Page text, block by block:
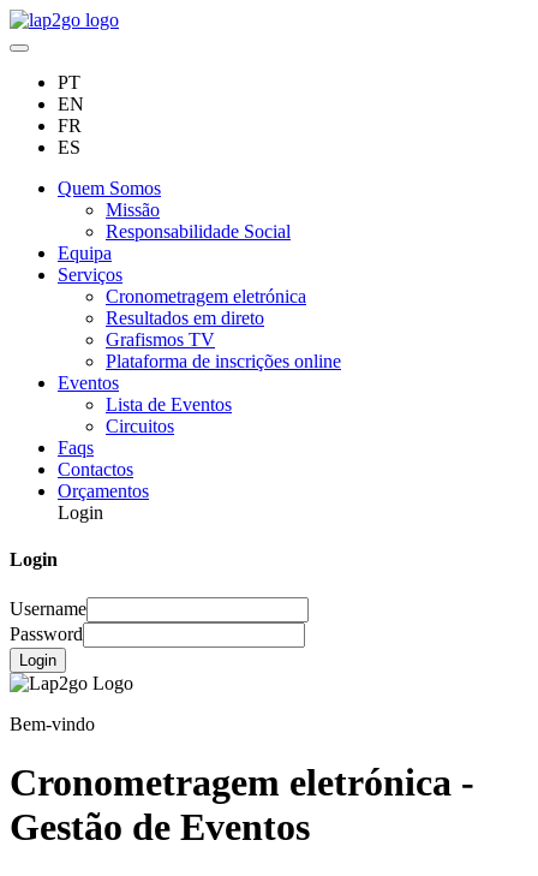
PT
EN
FR
ES
Quem Somos
Missão
Responsabilidade Social
Equipa
Serviços
Cronometragem eletrónica
Resultados em direto
Grafismos TV
Plataforma de inscrições online
Eventos
Lista de Eventos
Circuitos
Faqs
Contactos
Orçamentos
Login
Login
Username
Password
Login
Bem-vindo
Cronometragem eletrónica -
Gestão de Eventos